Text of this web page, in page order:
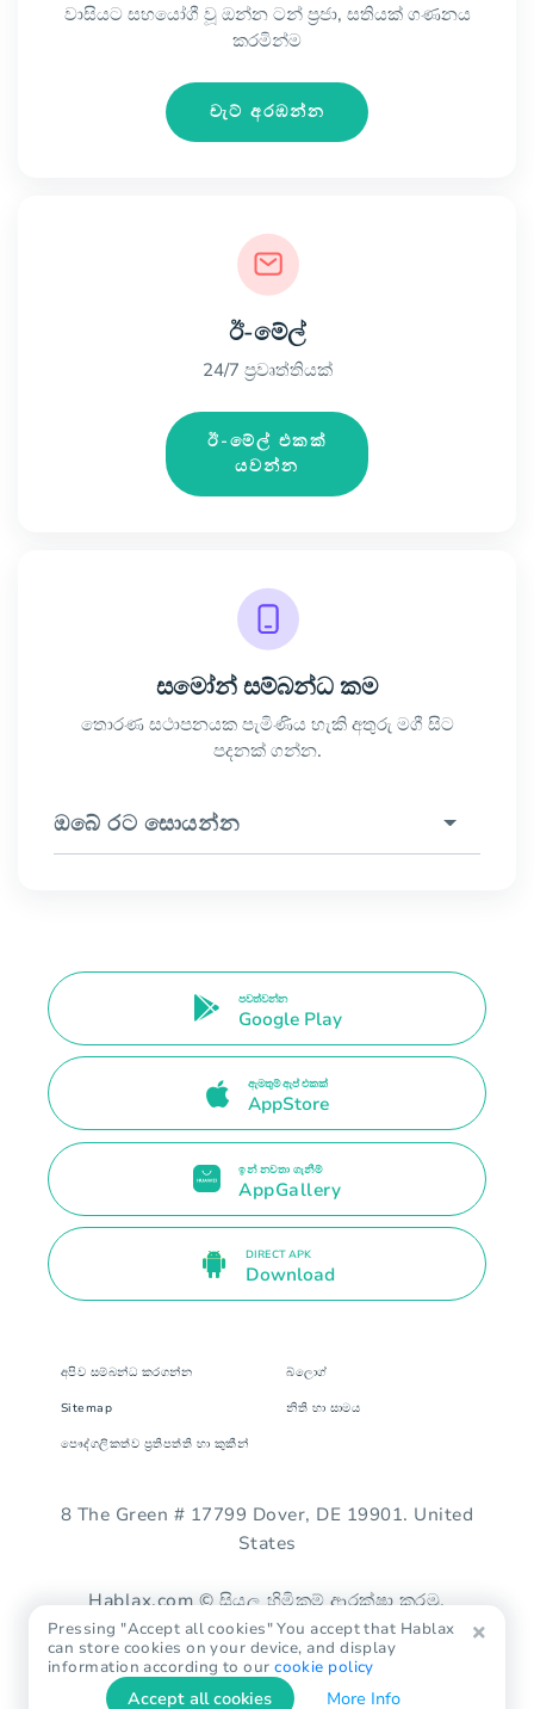
වාසියට සහයෝගී වූ ඔන්න ටන් ප්‍රජා, සතියක් ගණනය
කරමින්ම
චැට් අරඹන්න
ඊ-මේල්
24/7 ප්‍රවෘත්තියක්
ඊ-මේල් එකක්
යවන්න
සමෝන් සම්බන්ධ කම
තොරණ සථාපනයක පැමිණිය හැකි අතුරු මගී සිට
පදනක් ගන්න.
ඔබේ රට සොයන්න
පවත්වන්න
Google Play
ඇමතුම් ඇප් එකක්
AppStore
ඉන් නවතා ගැනීම්
AppGallery
DIRECT APK
Download
අපිව සම්බන්ධ කරගන්න බ්ලොග්
Sitemap නිති හා සාමය
පෞද්ගලිකත්ව ප්‍රතිපත්ති හා කුකීන්
8 The Green # 17799 Dover, DE 19901. United
States
Hablax.com © සියලු හිමිකම් ආරක්ෂා කරමු.
Pressing "Accept all cookies" You accept that Hablax
can store cookies on your device, and display
information according to ourcookie policy
Accept all cookies More Info